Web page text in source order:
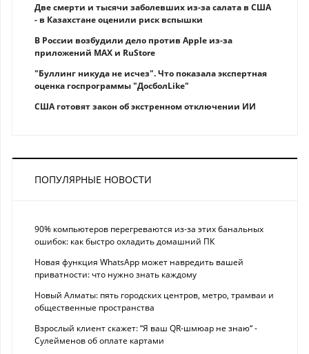
Две смерти и тысячи заболевших из-за салата в США
- в Казахстане оценили риск вспышки
В России возбудили дело против Apple из-за
приложений MAX и RuStore
"Буллинг никуда не исчез". Что показала экспертная
оценка госпрограммы "ДосболLike"
США готовят закон об экстренном отключении ИИ
ПОПУЛЯРНЫЕ НОВОСТИ
90% компьютеров перегреваются из-за этих банальных
ошибок: как быстро охладить домашний ПК
Новая функция WhatsApp может навредить вашей
приватности: что нужно знать каждому
Новый Алматы: пять городских центров, метро, трамваи и
общественные пространства
Взрослый клиент скажет: “Я ваш QR-шмюар не знаю“ -
Сулейменов об оплате картами